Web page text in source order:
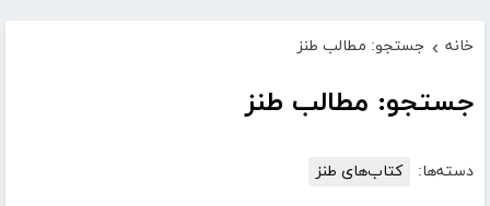
خانه › جستجو: مطالب طنز
جستجو: مطالب طنز
دسته‌ها: کتاب‌های طنز